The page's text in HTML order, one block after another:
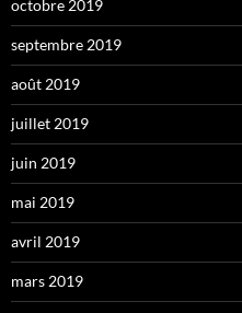
octobre 2019
septembre 2019
août 2019
juillet 2019
juin 2019
mai 2019
avril 2019
mars 2019